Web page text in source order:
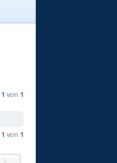
1 von 1
1 von 1